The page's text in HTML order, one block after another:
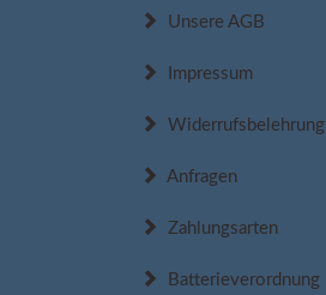
Unsere AGB
Impressum
Widerrufsbelehrung
Anfragen
Zahlungsarten
Batterieverordnung